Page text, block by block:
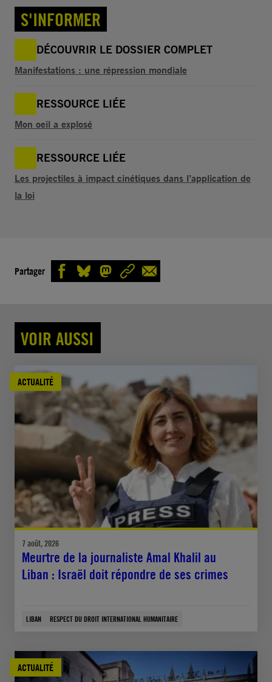
S'INFORMER
DÉCOUVRIR LE DOSSIER COMPLET
Manifestations : une répression mondiale
RESSOURCE LIÉE
Mon oeil a explosé
RESSOURCE LIÉE
Les projectiles à impact cinétiques dans l’application de
la loi
Partager
VOIR AUSSI
ACTUALITÉ
7 août, 2026
Meurtre de la journaliste Amal Khalil au
Liban : Israël doit répondre de ses crimes
LIBAN RESPECT DU DROIT INTERNATIONAL HUMANITAIRE
ACTUALITÉ